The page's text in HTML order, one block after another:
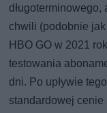
chwili (podobnie
HBO GO w 2021
testowania
dni. Po upływie
standardowej cenie